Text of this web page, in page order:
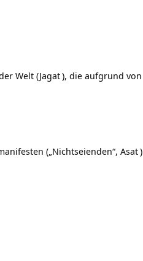
Welt (Jagat), die aufgrund von
(„Nichtseienden“, Asat)